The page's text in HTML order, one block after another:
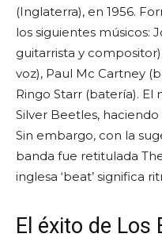
(Inglaterra), en 1956.
los siguientes músicos:
guitarrista y
voz), Paul Mc Cartney
Ringo Starr (batería). El
Silver Beetles,
Sin embargo, con la
banda fue retitulada
inglesa ‘beat’ significa
El éxito de Los